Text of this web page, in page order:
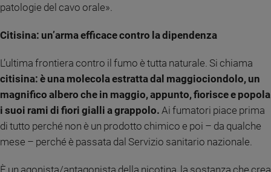
patologie del cavo orale».
Citisina: un’arma efficace contro la dipendenza
L’ultima frontiera contro il fumo è tutta naturale. Si chiama
citisina: è una molecola estratta dal maggiociondolo, un
magnifico albero che in maggio, appunto, fiorisce e popola
i suoi rami di fiori gialli a grappolo. Ai fumatori piace prima
di tutto perché non è un prodotto chimico e poi – da qualche
mese – perché è passata dal Servizio sanitario nazionale.
È un agonista/antagonista della nicotina, la sostanza che crea